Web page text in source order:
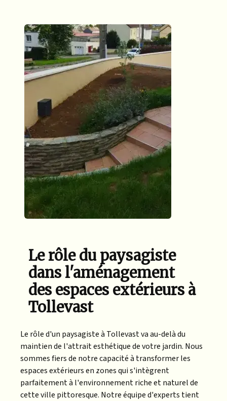
Le rôle du paysagiste
dans l'aménagement
des espaces extérieurs à
Tollevast
Le rôle d'un paysagiste à Tollevast va au-delà du
maintien de l'attrait esthétique de votre jardin. Nous
sommes fiers de notre capacité à transformer les
espaces extérieurs en zones qui s'intègrent
parfaitement à l'environnement riche et naturel de
cette ville pittoresque. Notre équipe d'experts tient